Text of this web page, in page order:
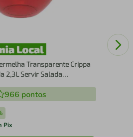
Transparente Crippa
2,3L Servir Salada
966 pontos
Pix